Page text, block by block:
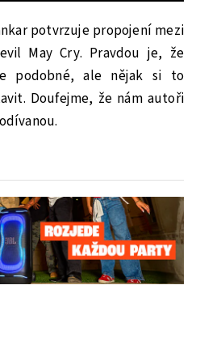
potvrzuje propojení mezi
May Cry. Pravdou je, že
podobné, ale nějak si to
Doufejme, že nám autoři